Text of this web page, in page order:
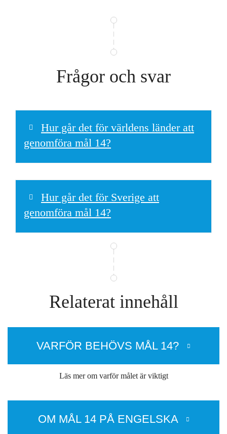
Frågor och svar
Hur går det för världens länder att
genomföra mål 14?
Hur går det för Sverige att
genomföra mål 14?
Relaterat innehåll
VARFÖR BEHÖVS MÅL 14?
Läs mer om varför målet är viktigt
OM MÅL 14 PÅ ENGELSKA